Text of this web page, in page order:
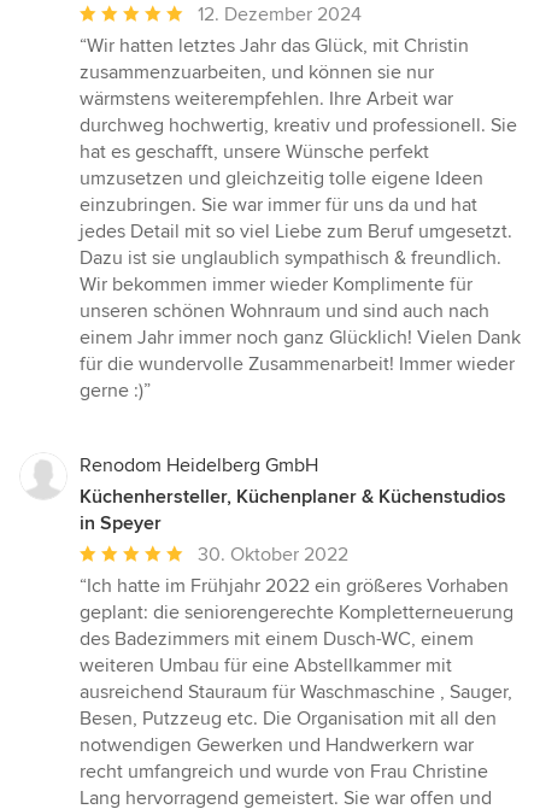
Durchschnittliche
Bewertung:
5
von
5
Sternen
12. Dezember 2024
“Wir hatten letztes Jahr das Glück, mit Christin
zusammenzuarbeiten, und können sie nur
wärmstens weiterempfehlen. Ihre Arbeit war
durchweg hochwertig, kreativ und professionell. Sie
hat es geschafft, unsere Wünsche perfekt
umzusetzen und gleichzeitig tolle eigene Ideen
einzubringen. Sie war immer für uns da und hat
jedes Detail mit so viel Liebe zum Beruf umgesetzt.
Dazu ist sie unglaublich sympathisch & freundlich.
Wir bekommen immer wieder Komplimente für
unseren schönen Wohnraum und sind auch nach
einem Jahr immer noch ganz Glücklich! Vielen Dank
für die wundervolle Zusammenarbeit! Immer wieder
gerne :)”
Renodom Heidelberg GmbH
Küchenhersteller, Küchenplaner & Küchenstudios
in Speyer
Durchschnittliche
Bewertung:
5
von
5
Sternen
30. Oktober 2022
“Ich hatte im Frühjahr 2022 ein größeres Vorhaben
geplant: die seniorengerechte Kompletterneuerung
des Badezimmers mit einem Dusch-WC, einem
weiteren Umbau für eine Abstellkammer mit
ausreichend Stauraum für Waschmaschine , Sauger,
Besen, Putzzeug etc. Die Organisation mit all den
notwendigen Gewerken und Handwerkern war
recht umfangreich und wurde von Frau Christine
Lang hervorragend gemeistert. Sie war offen und